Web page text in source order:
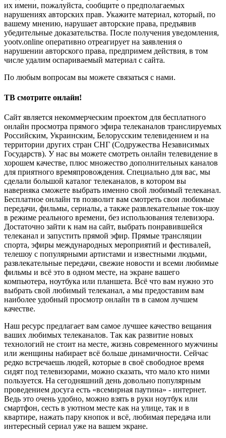
их имени, пожалуйста, сообщите о предполагаемых
нарушениях авторских прав. Укажите материал, который, по
вашему мнению, нарушает авторские права, предъявив
убедительные доказательства. После получения уведомления,
yootv.online оперативно отреагирует на заявления о
нарушении авторского права, предпримем действия, в том
числе удалим оспариваемый материал с сайта.
По любым вопросам вы можете связаться с нами.
ТВ смотрите онлайн!
Сайт является некоммерческим проектом для бесплатного
онлайн просмотра прямого эфира телеканалов транслируемых
Российским, Украинским, Белорусским телевидением и на
территории других стран СНГ (Содружества Независимых
Государств). У нас вы можете смотреть онлайн телевидение в
хорошем качестве, плюс множество дополнительных каналов
для приятного времяпровождения. Специально для вас, мы
сделали большой каталог телеканалов, в котором вы
наверняка сможете выбрать именно свой любимый телеканал.
Бесплатное онлайн тв позволит вам смотреть свои любимые
передачи, фильмы, сериалы, а также развлекательные ток-шоу
в режиме реального времени, без использования телевизора.
Достаточно зайти к нам на сайт, выбрать понравившейся
телеканал и запустить прямой эфир. Прямые трансляции
спорта, эфиры международных мероприятий и фестивалей,
телешоу с популярными артистами и известными людьми,
развлекательные передачи, свежие новости и всеми любимые
фильмы и всё это в одном месте, на экране вашего
компьютера, ноутбука или планшета. Всё что вам нужно это
выбрать свой любимый телеканал, а мы предоставим вам
наиболее удобный просмотр онлайн тв в самом лучшем
качестве.
Наш ресурс предлагает вам самое лучшее качество вещания
ваших любимых телеканалов. Так как развитие новых
технологий не стоит на месте, жизнь современного мужчины
или женщины набирает всё больше динамичности. Сейчас
редко встречаешь людей, которые в своё свободное время
сидят под телевизорами, можно сказать, что мало кто ними
пользуется. На сегодняшний день довольно популярным
проведением досуга есть «всемирная паутина» - интернет.
Ведь это очень удобно, можно взять в руки ноутбук или
смартфон, сесть в уютном месте как на улице, так и в
квартире, нажать пару кнопок и всё, любимая передача или
интересный сериал уже на вашем экране.